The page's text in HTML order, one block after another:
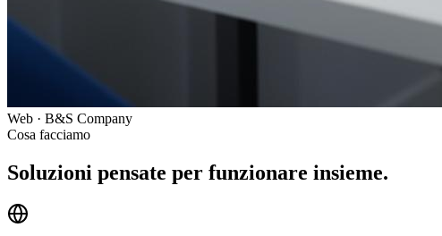
Web · B&S Company
Cosa facciamo
Soluzioni pensate per funzionare insieme.